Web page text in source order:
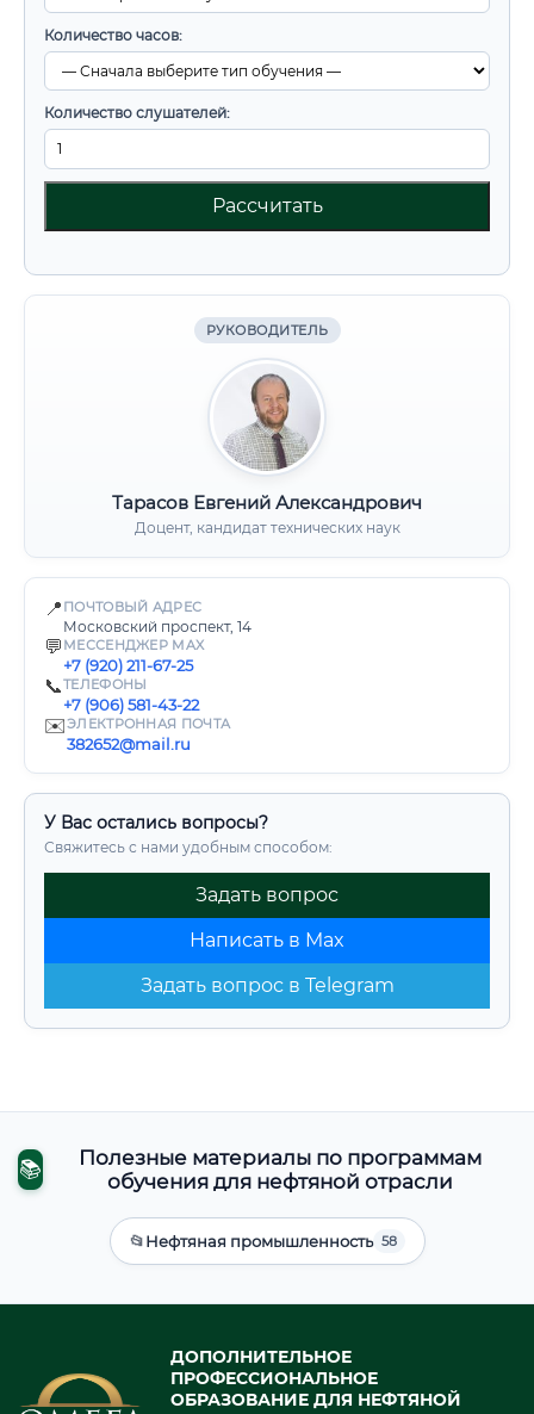
Количество часов:
Количество слушателей:
Рассчитать
РУКОВОДИТЕЛЬ
Тарасов Евгений Александрович
Доцент, кандидат технических наук
📍 ПОЧТОВЫЙ АДРЕС
Московский проспект, 14
💬 МЕССЕНДЖЕР MAX
+7 (920) 211-67-25
📞ТЕЛЕФОНЫ
+7 (906) 581-43-22
✉️ЭЛЕКТРОННАЯ ПОЧТА
382652@mail.ru
У Вас остались вопросы?
Свяжитесь с нами удобным способом:
Задать вопрос
Написать в Max
Задать вопрос в Telegram
📚
Полезные материалы по программам
обучения для нефтяной отрасли
📂Нефтяная промышленность 58
ДОПОЛНИТЕЛЬНОЕ
ПРОФЕССИОНАЛЬНОЕ
ОБРАЗОВАНИЕ ДЛЯ НЕФТЯНОЙ